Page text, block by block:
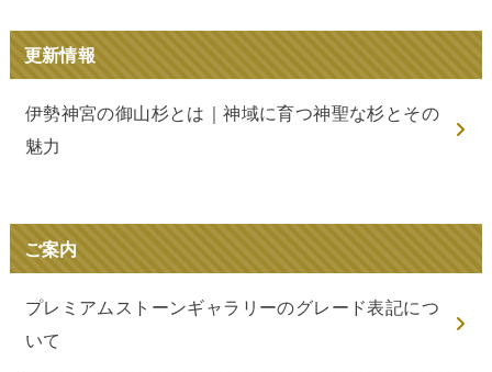
更新情報
伊勢神宮の御山杉とは｜神域に育つ神聖な杉とその
魅力
ご案内
プレミアムストーンギャラリーのグレード表記につ
いて